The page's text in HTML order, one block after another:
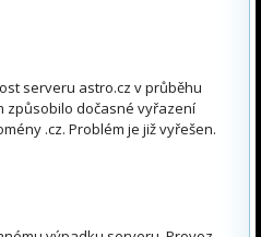
serveru astro.cz v průběhu
způsobilo dočasné vyřazení
.cz. Problém je již vyřešen.